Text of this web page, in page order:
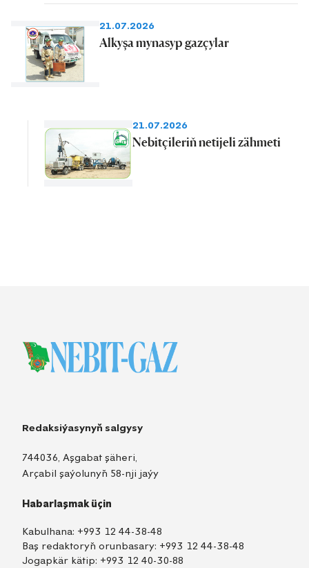
21.07.2026
Alkyşa mynasyp gazçylar
21.07.2026
Nebitçileriň netijeli zähmeti
Redaksiýasynyň salgysy
744036, Aşgabat şäheri,
Arçabil şaýolunyň 58-nji jaýy
Habarlaşmak üçin
Kabulhana: +993 12 44-38-48
Baş redaktoryň orunbasary: +993 12 44-38-48
Jogapkär kätip: +993 12 40-30-88